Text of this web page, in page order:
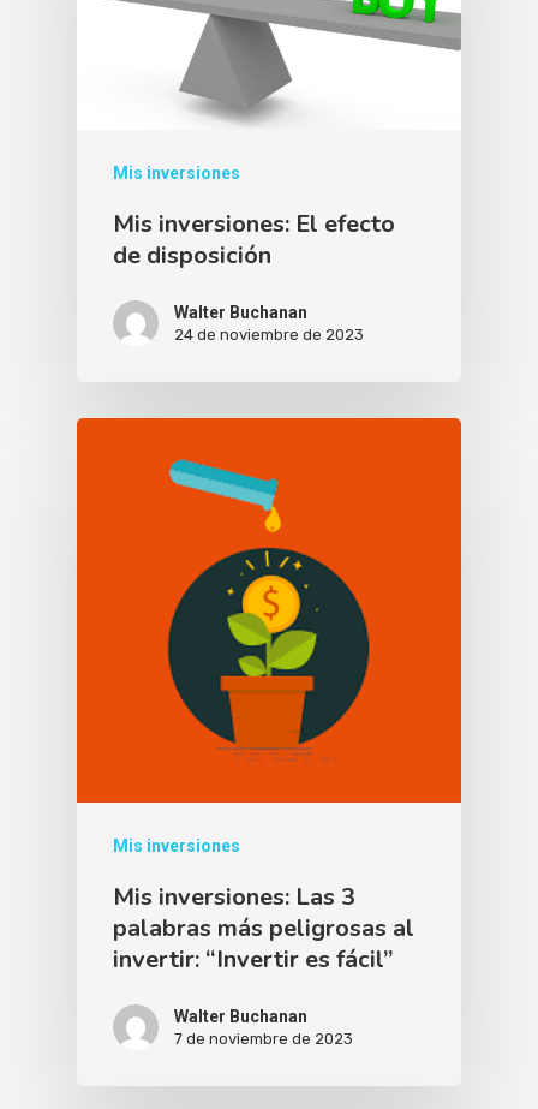
Mis inversiones
Mis inversiones: El efecto
de disposición
Walter Buchanan
24 de noviembre de 2023
Mis inversiones
Mis inversiones: Las 3
palabras más peligrosas al
invertir: “Invertir es fácil”
Walter Buchanan
7 de noviembre de 2023